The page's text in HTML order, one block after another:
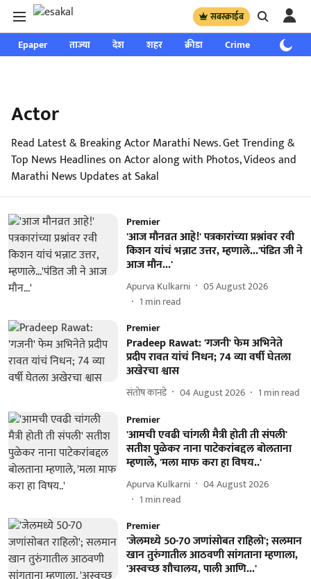
सबस्क्राईब
Epaper ताज्या देश शहर क्रीडा Crime साप्ताहिक
Actor
Read Latest & Breaking Actor Marathi News. Get Trending &
Top News Headlines on Actor along with Photos, Videos and
Marathi News Updates at Sakal
Premier
'आज मौनव्रत आहे!' पत्रकारांच्या प्रश्नांवर रवी
किशन यांचं भन्नाट उत्तर, म्हणाले...'पंडित जी ने
आज मौन...'
Apurva Kulkarni
05 August 2026
1 min read
Premier
Pradeep Rawat: 'गजनी' फेम अभिनेते
प्रदीप रावत यांचं निधन; 74 व्या वर्षी घेतला
अखेरचा श्वास
संतोष कानडे 04 August 2026 1 min read
Premier
'आमची एवढी चांगली मैत्री होती ती संपली'
सतीश पुळेकर नाना पाटेकरांबद्दल बोलताना
म्हणाले, 'मला माफ करा हा विषय..'
Apurva Kulkarni
04 August 2026
1 min read
Premier
'जेलमध्ये 50-70 जणांसोबत राहिलो'; सलमान
खान तुरुंगातील आठवणी सांगताना म्हणाला,
'अस्वच्छ शौचालय, पाली आणि...'